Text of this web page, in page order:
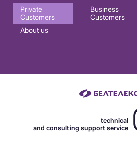
Основная
навигация
Private
Customers
Business
Customers
About us
technical
and consulting support service